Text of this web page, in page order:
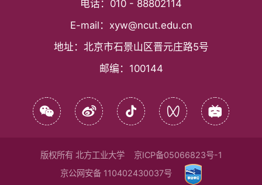
电话： 010 - 88802114
E-mail： xyw@ncut.edu.cn
地址： 北京市石景山区晋元庄路5号
邮编： 100144
版权所有 北方工业大学
京ICP备05066823号-1
京公网安备 110402430037号